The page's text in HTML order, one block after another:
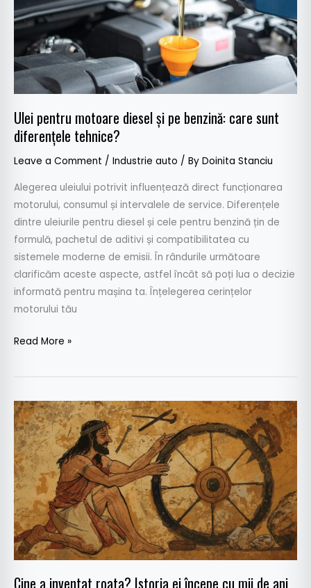
Ulei pentru motoare diesel și pe benzină: care sunt
diferențele tehnice?
Leave a Comment / Industrie auto / By Doinita Stanciu
Alegerea uleiului potrivit influențează direct funcționarea
motorului, consumul și intervalele de service. Diferențele
dintre uleiurile pentru diesel și cele pentru benzină țin de
formulă, pachetul de aditivi și compatibilitatea cu
sistemele moderne de emisii. În rândurile următoare
clarificăm aceste aspecte, astfel încât să poți lua o decizie
informată pentru mașina ta. Înțelegerea cerințelor
motorului tău
și
pe
benzină:
care
sunt
diferențele
tehnice?
Read More »
Cine a inventat roata? Istoria ei începe cu mii de ani
Cine
a
inventat
roata?
Istoria
ei
începe
cu
mii
ani